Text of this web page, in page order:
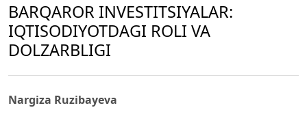
BARQAROR INVESTITSIYALAR:
IQTISODIYOTDAGI ROLI VA
DOLZARBLIGI
Nargiza Ruzibayeva